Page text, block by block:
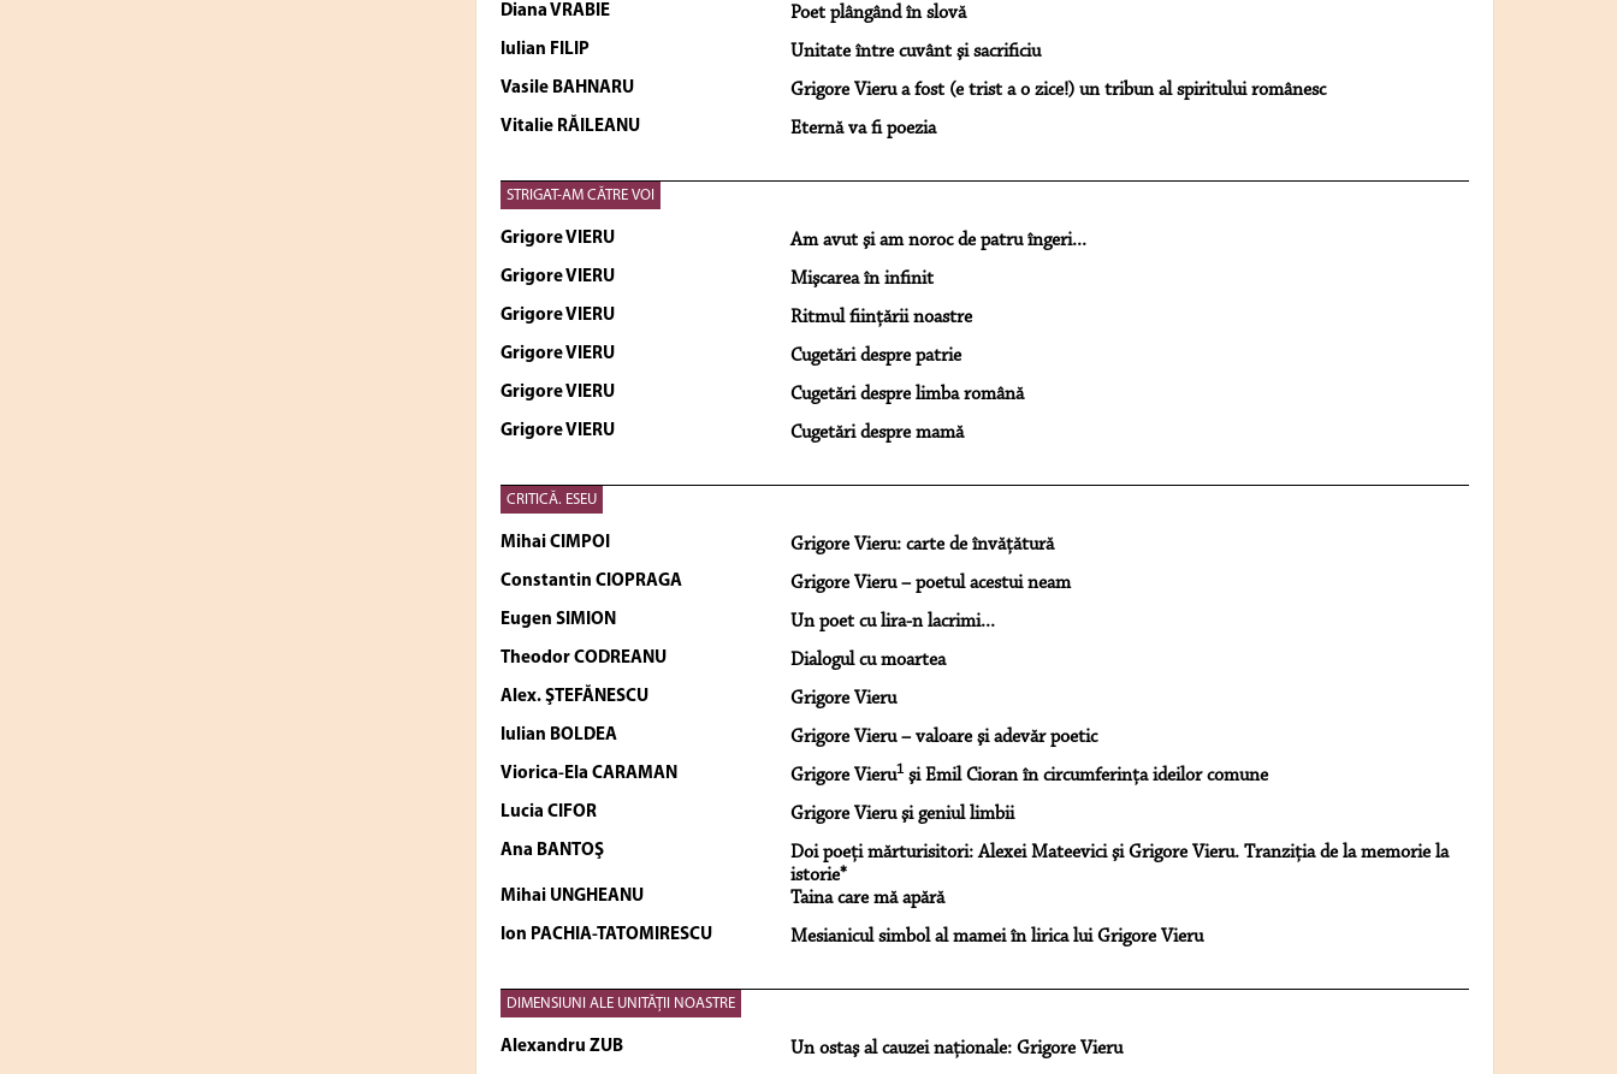
Diana VRABIE Poet plângând în slovă
Iulian FILIP Unitate între cuvânt şi sacrificiu
Vasile BAHNARU Grigore Vieru a fost (e trist a o zice!) un tribun al spiritului românesc
Vitalie RĂILEANU Eternă va fi poezia
STRIGAT-AM CĂTRE VOI
Grigore VIERU Am avut şi am noroc de patru îngeri...
Grigore VIERU Mişcarea în infinit
Grigore VIERU Ritmul fiinţării noastre
Grigore VIERU Cugetări despre patrie
Grigore VIERU Cugetări despre limba română
Grigore VIERU Cugetări despre mamă
CRITICĂ. ESEU
Mihai CIMPOI Grigore Vieru: carte de învăţătură
Constantin CIOPRAGA Grigore Vieru – poetul acestui neam
Eugen SIMION Un poet cu lira-n lacrimi...
Theodor CODREANU Dialogul cu moartea
Alex. ŞTEFĂNESCU Grigore Vieru
Iulian BOLDEA Grigore Vieru – valoare şi adevăr poetic
Viorica-Ela CARAMAN Grigore Vieru1şi Emil Cioran în circumferinţa ideilor comune
Lucia CIFOR Grigore Vieru şi geniul limbii
Ana BANTOŞ
Doi poeţi mărturisitori: Alexei Mateevici şi Grigore Vieru. Tranziţia de la memorie la
istorie*
Mihai UNGHEANU Taina care mă apără
Ion PACHIA-TATOMIRESCU Mesianicul simbol al mamei în lirica lui Grigore Vieru
DIMENSIUNI ALE UNITĂŢII NOASTRE
Alexandru ZUB Un ostaş al cauzei naţionale: Grigore Vieru